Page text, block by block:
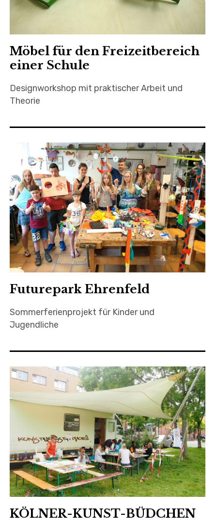
Möbel für den Freizeitbereich
einer Schule
Designworkshop mit praktischer Arbeit und
Theorie
Futurepark Ehrenfeld
Sommerferienprojekt für Kinder und
Jugendliche
KÖLNER-KUNST-BÜDCHEN